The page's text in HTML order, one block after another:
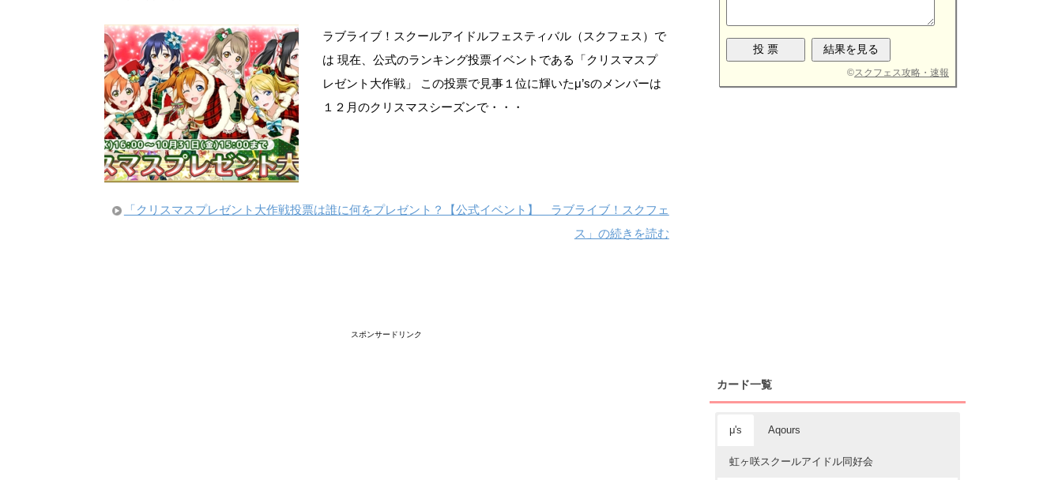
ラブライブ！スクールアイドルフェスティバル（スクフェス）で
は 現在、公式のランキング投票イベントである「クリスマスプ
レゼント大作戦」 この投票で見事１位に輝いたμ’sのメンバーは
１２月のクリスマスシーズンで・・・
「クリスマスプレゼント大作戦投票は誰に何をプレゼント？【公式イベント】 ラブライブ！スクフェ
ス」の続きを読む
スポンサードリンク
©スクフェス攻略・速報
カード一覧
μ's Aqours
虹ヶ咲スクールアイドル同好会